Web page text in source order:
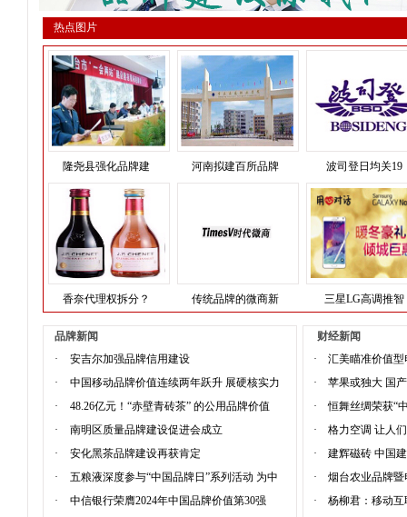
热点图片
隆尧县强化品牌建 河南拟建百所品牌 波司登日均关19
香奈代理权拆分？ 传统品牌的微商新 三星LG高调推智
品牌新闻
·
安吉尔加强品牌信用建设
·
中国移动品牌价值连续两年跃升 展硬核实力
·
48.26亿元！“赤壁青砖茶” 的公用品牌价值
·
南明区质量品牌建设促进会成立
·
安化黑茶品牌建设再获肯定
·
五粮液深度参与“中国品牌日”系列活动 为中
·
中信银行荣膺2024年中国品牌价值第30强
财经新闻
·
汇美瞄准价值
·
苹果或独大 国
·
恒舞丝绸荣获“
·
格力空调 让人
·
建辉磁砖 中国
·
烟台农业品牌
·
杨柳君：移动